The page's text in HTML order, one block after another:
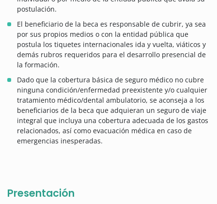
postulación.
El beneficiario de la beca es responsable de cubrir, ya sea
por sus propios medios o con la entidad pública que
postula los tiquetes internacionales ida y vuelta, viáticos y
demás rubros requeridos para el desarrollo presencial de
la formación.
Dado que la cobertura básica de seguro médico no cubre
ninguna condición/enfermedad preexistente y/o cualquier
tratamiento médico/dental ambulatorio, se aconseja a los
beneficiarios de la beca que adquieran un seguro de viaje
integral que incluya una cobertura adecuada de los gastos
relacionados, así como evacuación médica en caso de
emergencias inesperadas.
Presentación